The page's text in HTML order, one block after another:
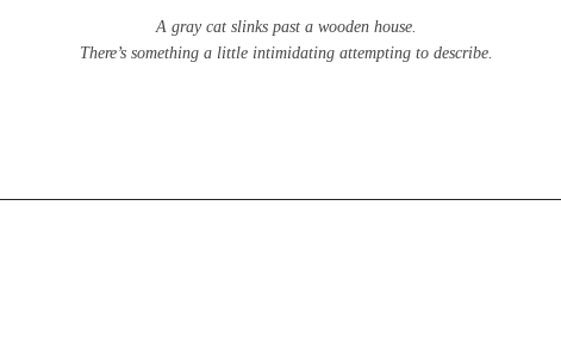
A gray cat slinks past a wooden house.
There’s something a little intimidating attempting to describe.